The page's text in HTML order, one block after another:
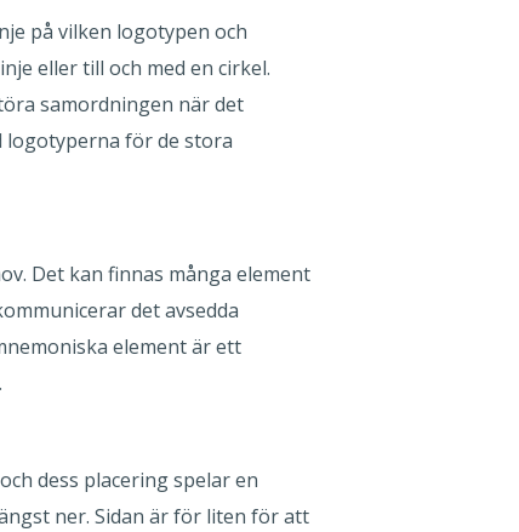
på vilken logotypen och
eller till och med en cirkel.
samordningen när det
logotyperna för de stora
Det kan finnas många element
det avsedda
element är ett
dess placering spelar en
ner. Sidan är för liten för att